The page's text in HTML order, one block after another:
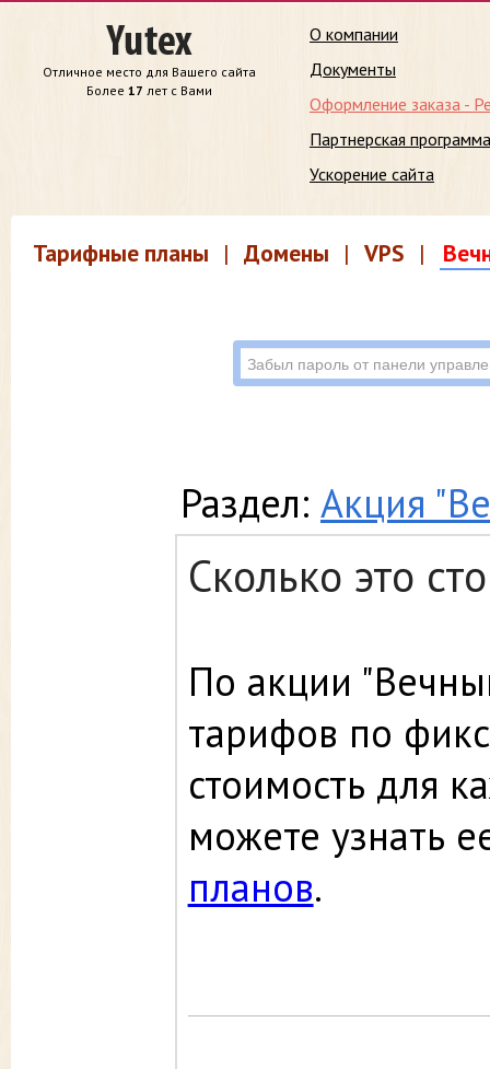
Отличное место для Вашего сайта
Более 17 лет с Вами
О компании
Документы
Оформление заказа -
Партнерская программа
Ускорение сайта
Тарифные планы | Домены | VPS |
Раздел: Акция
Сколько это
По акции
тарифов по
стоимость для
можете узнать
планов.